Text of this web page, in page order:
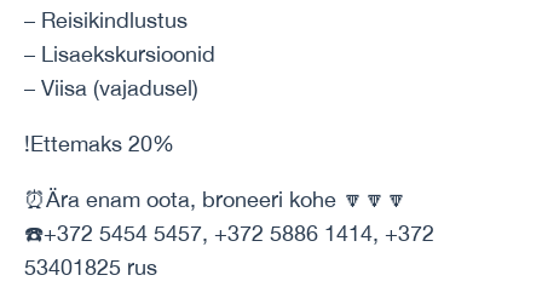
– Reisikindlustus
– Lisaekskursioonid
– Viisa (vajadusel)
!Ettemaks 20%
⏰Ära enam oota, broneeri kohe 🔽🔽🔽
☎️+372 5454 5457, +372 5886 1414, +372
53401825 rus